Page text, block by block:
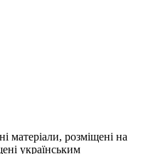
матеріали, розміщені на
українським